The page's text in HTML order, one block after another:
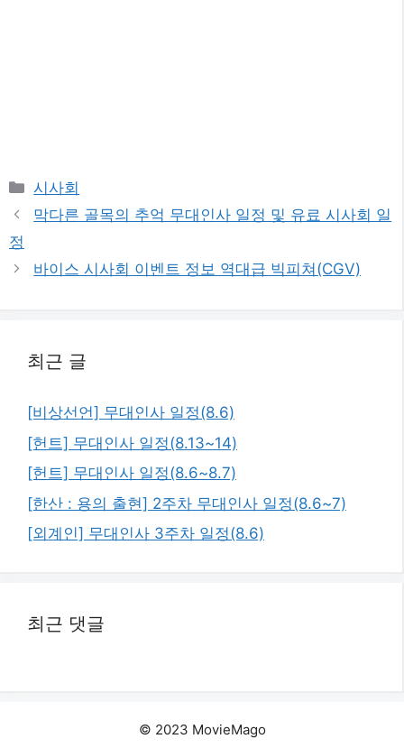
카
테
시사회
막다른 골목의 추억 무대인사 일정 및 유료 시사회 일
정
바이스 시사회 이벤트 정보 역대급 빅피쳐(CGV)
최근 글
[비상선언] 무대인사 일정(8.6)
[헌트] 무대인사 일정(8.13~14)
[헌트] 무대인사 일정(8.6~8.7)
[한산 : 용의 출현] 2주차 무대인사 일정(8.6~7)
[외계인] 무대인사 3주차 일정(8.6)
최근 댓글
© 2023 MovieMago